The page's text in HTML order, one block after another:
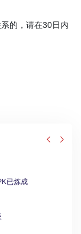
的，请在30日内
已炼成